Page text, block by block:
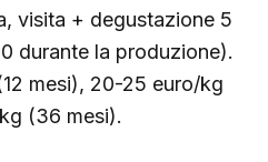
visita + degustazione 5
durante la produzione).
mesi), 20-25 euro/kg
(36 mesi).